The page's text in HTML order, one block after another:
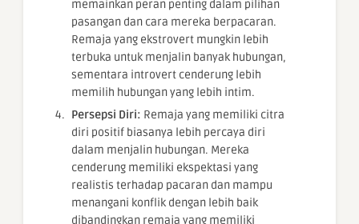
memainkan peran penting dalam pilihan
pasangan dan cara mereka berpacaran.
Remaja yang ekstrovert mungkin lebih
terbuka untuk menjalin banyak hubungan,
sementara introvert cenderung lebih
memilih hubungan yang lebih intim.
Persepsi Diri: Remaja yang memiliki citra
diri positif biasanya lebih percaya diri
dalam menjalin hubungan. Mereka
cenderung memiliki ekspektasi yang
realistis terhadap pacaran dan mampu
menangani konflik dengan lebih baik
dibandingkan remaja yang memiliki